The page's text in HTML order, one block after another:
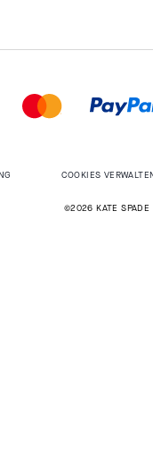
COOKIES
©2026 KATE SPADE